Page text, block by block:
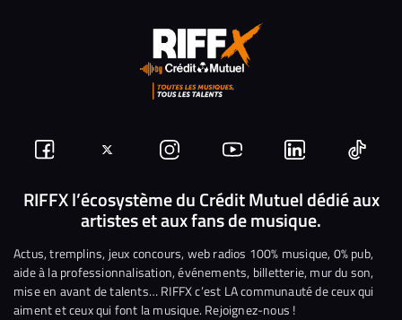
Suivez-
nous
Facebook
Suivez-
nous
sur
Twitter
Nous
rejoindre
sur
Instagram
Nous
rejoindre
sur
YouTube
Nous
rejoindre
sur
Linkedin
Nous
RIFFX l’écosystème du Crédit Mutuel dédié aux
artistes et aux fans de musique.
Actus, tremplins, jeux concours, web radios 100% musique, 0% pub,
aide à la professionnalisation, événements, billetterie, mur du son,
mise en avant de talents… RIFFX c’est LA communauté de ceux qui
aiment et ceux qui font la musique. Rejoignez-nous !